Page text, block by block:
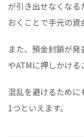
が引き出せなくなる
おくことで手元の資
また、預金封鎖が
やATMに押しかけ
混乱を避けるため
1つといえます。